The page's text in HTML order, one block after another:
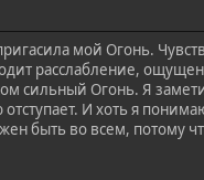
мой Огонь.
расслабление,
сильный Огонь. Я
И хоть я
быть во всем, потому